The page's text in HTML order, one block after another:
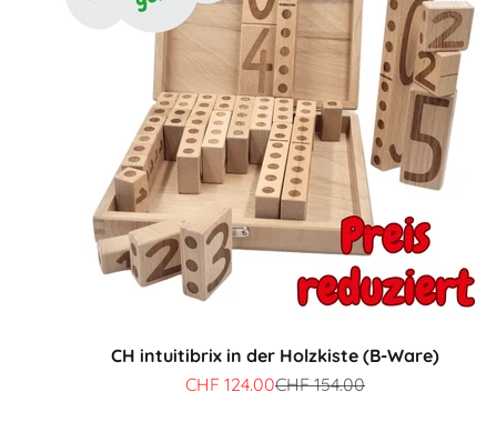
CH intuitibrix in der Holzkiste (B-Ware)
Angebot
CHF 124.00Regulärer Preis
CHF 154.00